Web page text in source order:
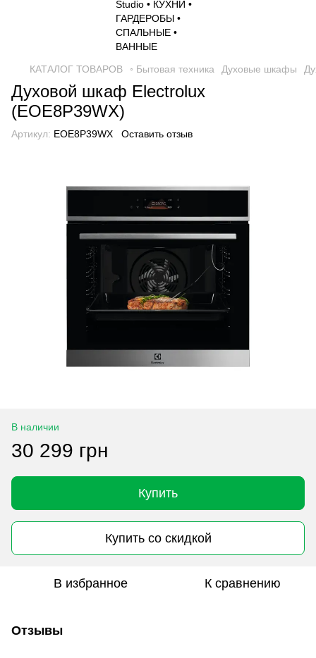
КАТАЛОГ ТОВАРОВ ◦ Бытовая техника Духовые шкафы
Духовой шкаф Electrolux
(EOE8P39WX)
Артикул: EOE8P39WX Оставить отзыв
В наличии
30 299 грн
Купить
Купить со скидкой
В избранное К сравнению
Отзывы